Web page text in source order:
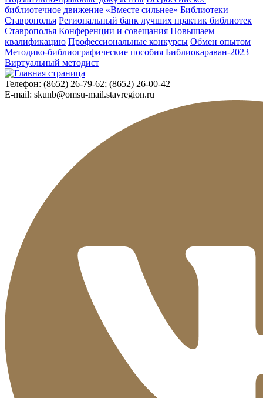
библиотечное движение «Вместе сильнее» Библиотеки
Ставрополья Региональный банк лучших практик библиотек
Ставрополья Конференции и совещания Повышаем
квалификацию Профессиональные конкурсы Обмен опытом
Методико-библиографические пособия Библиокараван-2023
Виртуальный методист
Телефон: (8652) 26-79-62; (8652) 26-00-42
E-mail: skunb@omsu-mail.stavregion.ru